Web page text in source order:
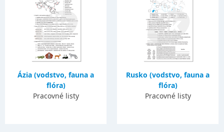
Ázia (vodstvo, fauna a
flóra)
Pracovné listy
Rusko (vodstvo, fauna a
flóra)
Pracovné listy